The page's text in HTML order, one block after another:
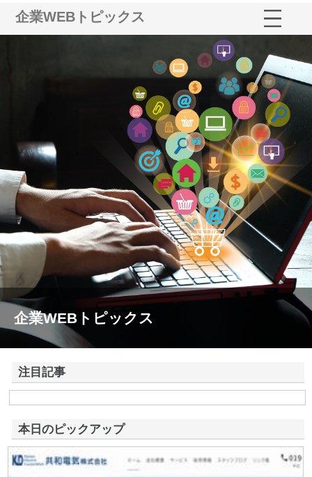
企業WEBトピックス
企業WEBトピックス
注目記事
株式会社アドバンスロードが山形県鶴岡市で手がける舗装土木工事と求
本日のピックアップ